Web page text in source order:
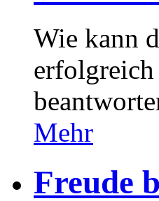
Wie kann
erfolgreich
Mehr
Freude